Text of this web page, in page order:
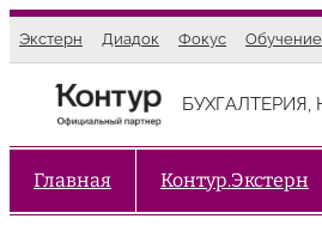
к
содержимому
Экстерн Диадок Фокус Обучение
БУХГАЛТЕРИЯ,
Главная Контур.Экстерн